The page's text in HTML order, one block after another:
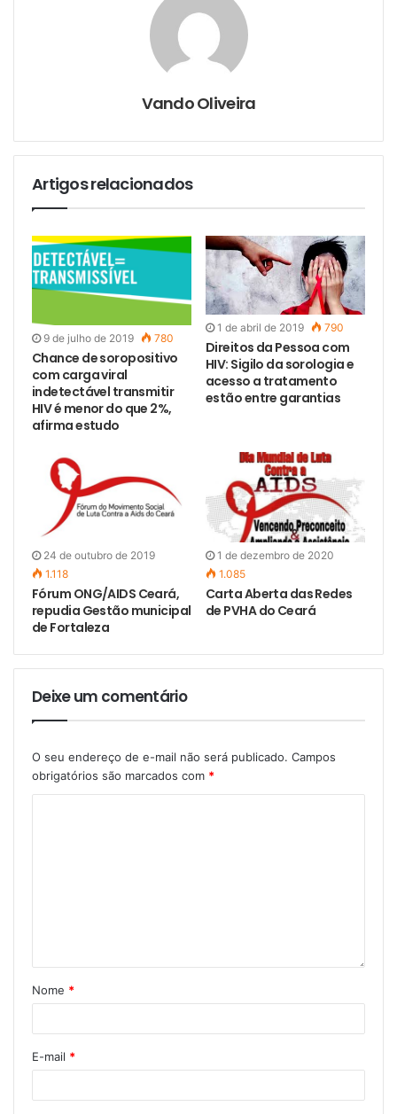
i
m
a
Vando Oliveira
Artigos relacionados
9 de julho de 2019 780
Chance de soropositivo
com carga viral
indetectável transmitir
HIV é menor do que 2%,
afirma estudo
1 de abril de 2019 790
Direitos da Pessoa com
HIV: Sigilo da sorologia e
acesso a tratamento
estão entre garantias
24 de outubro de 2019
1.118
Fórum ONG/AIDS Ceará,
repudia Gestão municipal
de Fortaleza
1 de dezembro de 2020
1.085
Carta Aberta das Redes
de PVHA do Ceará
Deixe um comentário
O seu endereço de e-mail não será publicado. Campos
obrigatórios são marcados com *
Nome *
E-mail *